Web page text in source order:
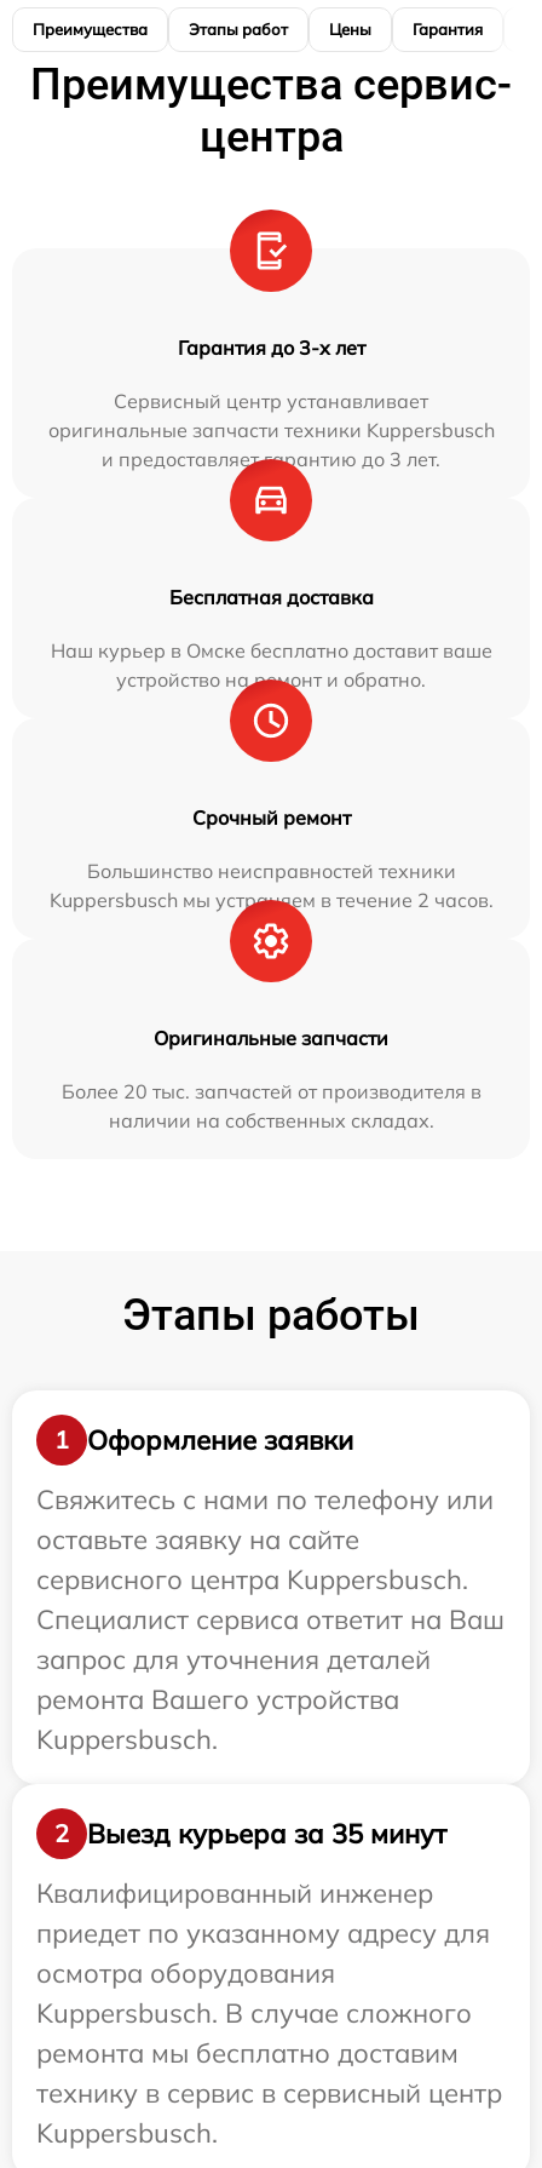
Преимущества Этапы работ Цены Гарантия
Преимущества сервис-
центра
Гарантия до 3-х лет
Сервисный центр устанавливает
оригинальные запчасти техники Kuppersbusch
и предоставляет гарантию до 3 лет.
Бесплатная доставка
Наш курьер в Омске бесплатно доставит ваше
устройство на ремонт и обратно.
Срочный ремонт
Большинство неисправностей техники
Kuppersbusch мы устраняем в течение 2 часов.
Оригинальные запчасти
Более 20 тыс. запчастей от производителя в
наличии на собственных складах.
Этапы работы
1
Оформление заявки
Свяжитесь с нами по телефону или
оставьте заявку на сайте
сервисного центра Kuppersbusch.
Специалист сервиса ответит на Ваш
запрос для уточнения деталей
ремонта Вашего устройства
Kuppersbusch.
2
Выезд курьера за 35 минут
Квалифицированный инженер
приедет по указанному адресу для
осмотра оборудования
Kuppersbusch. В случае сложного
ремонта мы бесплатно доставим
технику в сервис в сервисный центр
Kuppersbusch.